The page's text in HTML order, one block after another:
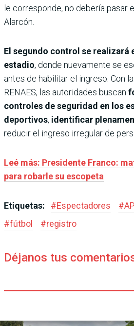
le corresponde, no debería pasar
Alarcón.
El segundo control se realizará
estadio, donde nuevamente se
antes de habilitar el ingreso. Con
RENAES, las autoridades buscan
controles de seguridad en los
deportivos, identificar
reducir el ingreso irregular de
Leé más: Presidente Franco:
para robarle su escopeta
Etiquetas: #Espectadores #
#fútbol #registro
Déjanos tus